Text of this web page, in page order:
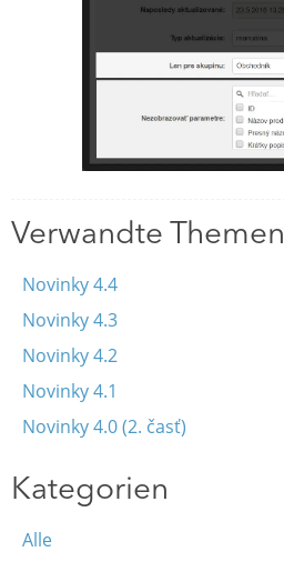
Verwandte Themen
Novinky 4.4
Novinky 4.3
Novinky 4.2
Novinky 4.1
Novinky 4.0 (2. časť)
Kategorien
Alle